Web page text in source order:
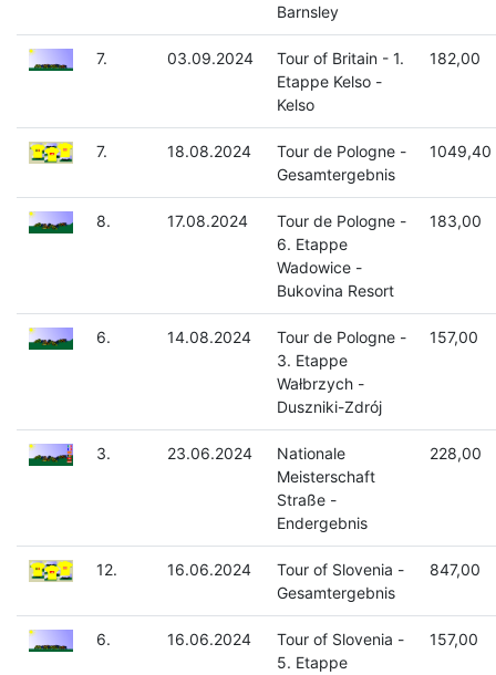
Barnsley
7. 03.09.2024
Tour of Britain - 1.
Etappe Kelso -
Kelso
182,00
7. 18.08.2024
Tour de Pologne -
Gesamtergebnis
1049,40
8. 17.08.2024
Tour de Pologne -
6. Etappe
Wadowice -
Bukovina Resort
183,00
6. 14.08.2024
Tour de Pologne -
3. Etappe
Wałbrzych -
Duszniki-Zdrój
157,00
3. 23.06.2024
Nationale
Meisterschaft
Straße -
Endergebnis
228,00
12. 16.06.2024
Tour of Slovenia -
Gesamtergebnis
847,00
6. 16.06.2024
Tour of Slovenia -
5. Etappe
157,00